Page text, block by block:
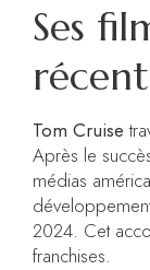
Ses
Tom Cruise
Après le
médias
2024. Cet
franchises.